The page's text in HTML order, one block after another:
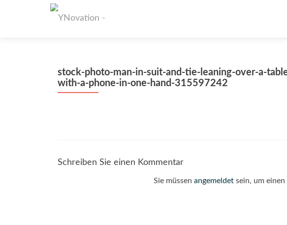
stock-photo-man-in-suit-and-tie-leaning-over-a-
with-a-phone-in-one-hand-315597242
Schreiben Sie einen Kommentar
Sie müssen angemeldetsein, um einen